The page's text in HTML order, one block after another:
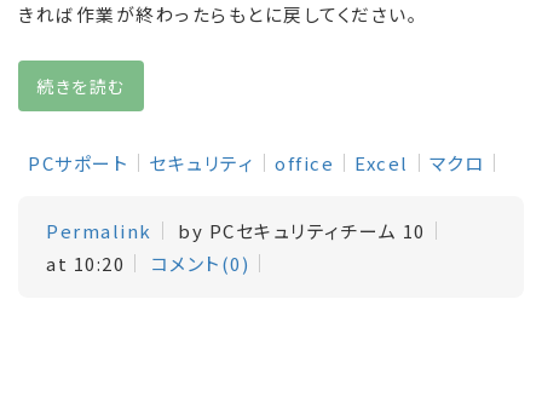
きれば作業が終わったらもとに戻してください。
続きを読む
PCサポート セキュリティ office Excel マクロ
Permalink
by PCセキュリティチーム 10
at 10:20
コメント(0)